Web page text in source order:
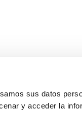
sus datos
y acceder la